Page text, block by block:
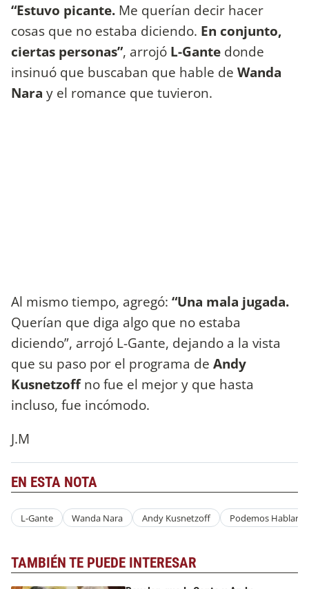
“Estuvo picante. Me querían decir hacer
cosas que no estaba diciendo. En conjunto,
ciertas personas”, arrojó L-Gante donde
insinuó que buscaban que hable de Wanda
Nara y el romance que tuvieron.
Al mismo tiempo, agregó: “Una mala jugada.
Querían que diga algo que no estaba
diciendo”, arrojó L-Gante, dejando a la vista
que su paso por el programa de Andy
Kusnetzoffno fue el mejor y que hasta
incluso, fue incómodo.
J.M
EN ESTA NOTA
L-Gante Wanda Nara Andy Kusnetzoff Podemos Hablar
TAMBIÉN TE PUEDE INTERESAR